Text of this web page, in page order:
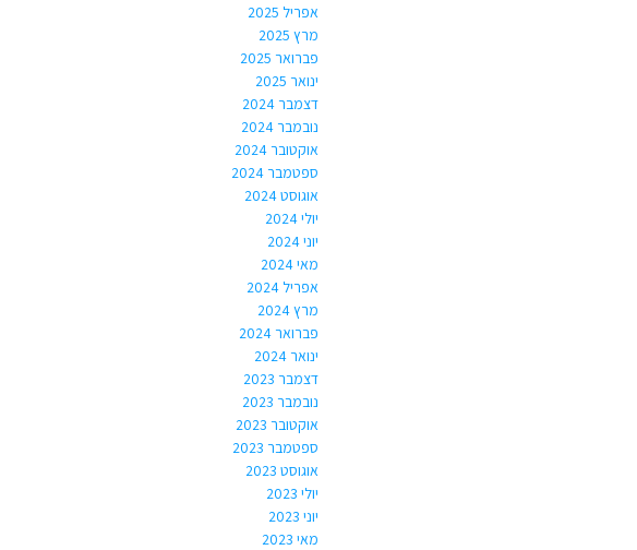
אפריל 2025
מרץ 2025
פברואר 2025
ינואר 2025
דצמבר 2024
נובמבר 2024
אוקטובר 2024
ספטמבר 2024
אוגוסט 2024
יולי 2024
יוני 2024
מאי 2024
אפריל 2024
מרץ 2024
פברואר 2024
ינואר 2024
דצמבר 2023
נובמבר 2023
אוקטובר 2023
ספטמבר 2023
אוגוסט 2023
יולי 2023
יוני 2023
מאי 2023